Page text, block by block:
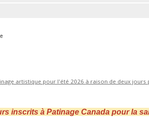
artistique pour l'été 2026 à raison de deux jours
inscrits à Patinage Canada pour la